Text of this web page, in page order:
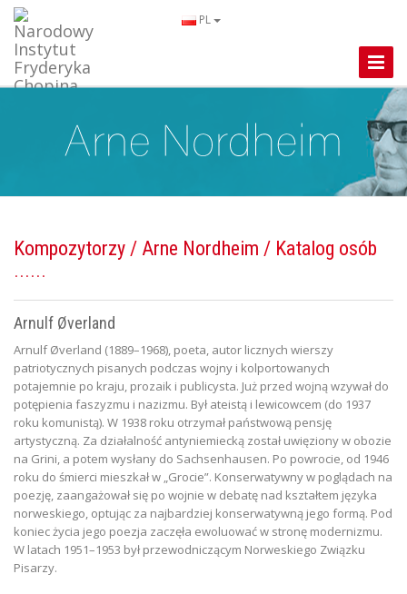
PL
Toggle
Kompozytorzy / Arne Nordheim / Katalog osób
Arnulf Øverland
Arnulf Øverland (1889–1968), poeta, autor licznych wierszy
patriotycznych pisanych podczas wojny i kolportowanych
potajemnie po kraju, prozaik i publicysta. Już przed wojną wzywał do
potępienia faszyzmu i nazizmu. Był ateistą i lewicowcem (do 1937
roku komunistą). W 1938 roku otrzymał państwową pensję
artystyczną. Za działalność antyniemiecką został uwięziony w obozie
na Grini, a potem wysłany do Sachsenhausen. Po powrocie, od 1946
roku do śmierci mieszkał w „Grocie”. Konserwatywny w poglądach na
poezję, zaangażował się po wojnie w debatę nad kształtem języka
norweskiego, optując za najbardziej konserwatywną jego formą. Pod
koniec życia jego poezja zaczęła ewoluować w stronę modernizmu.
W latach 1951–1953 był przewodniczącym Norweskiego Związku
Pisarzy.